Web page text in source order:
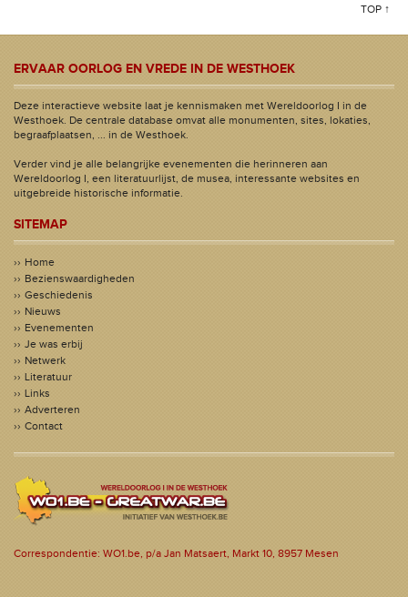
TOP ↑
ERVAAR OORLOG EN VREDE IN DE WESTHOEK
Deze interactieve website laat je kennismaken met Wereldoorlog I in de
Westhoek. De centrale database omvat alle monumenten, sites, lokaties,
begraafplaatsen, ... in de Westhoek.
Verder vind je alle belangrijke evenementen die herinneren aan
Wereldoorlog I, een literatuurlijst, de musea, interessante websites en
uitgebreide historische informatie.
SITEMAP
Home
Bezienswaardigheden
Geschiedenis
Nieuws
Evenementen
Je was erbij
Netwerk
Literatuur
Links
Adverteren
Contact
Correspondentie: WO1.be, p/a Jan Matsaert, Markt 10, 8957 Mesen